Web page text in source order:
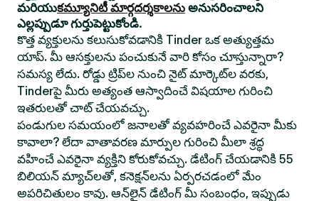
మరియుకమ్యూనిటీ మార్గదర్శకాలను అనుసరించాలని
ఎల్లప్పుడూ గుర్తుపెట్టుకోండి.
కొత్త వ్యక్తులను కలుసుకోవడానికి Tinder ఒక అత్యుత్తమ
యాప్. మీ ఆసక్తులను పంచుకునే వారి కోసం చూస్తున్నారా?
సమస్య లేదు. రోడ్డు ట్రిప్‌ల నుంచి నైట్ మార్కెట్‌ల వరకు,
Tinderపై మీరు అత్యంత ఆస్వాదించే విషయాల గురించి
ఇతరులతో చాట్ చేయవచ్చు.
పండుగుల సమయంలో జనాలతో వ్యవహరించే ఎవరైనా మీకు
కావాలా? లేదా వాతావరణ మార్పుల గురించి మీలా శ్రద్ధ
వహించే ఎవరైనా వ్యక్తిని కోరుకోవచ్చు. డేటింగ్ చేయడానికి 55
బిలియన్ మ్యాచ్‌లతో, కనెక్షన్‌లను ఏర్పరచడంలో మేం
అపరిచితులం కావు. ఆన్‌లైన్ డేటింగ్ మీ సంబంధం, ఇప్పుడు